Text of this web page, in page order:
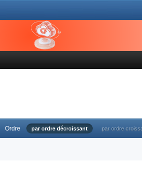
Ordre par ordre décroissant par ordre